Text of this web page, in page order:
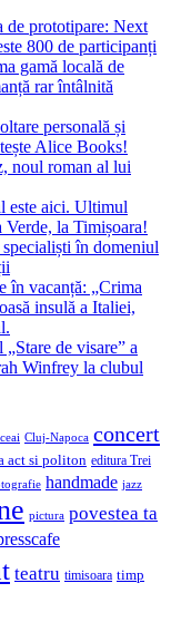
de prototipare: Next
800 de participanți
gamă locală de
rar întâlnită
personală și
Alice Books!
noul roman al lui
este aici. Ultimul
Verde, la Timișoara!
în domeniul
în vacanță: „Crima
insulă a Italiei,
de visare” a
Winfrey la clubul
ceai Cluj-Napoca concert
act si politon editura Trei
handmade jazz
pictura povestea ta
teatru timisoara timp